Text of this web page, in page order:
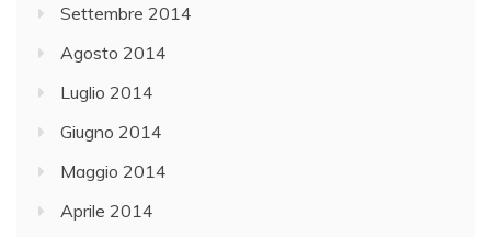
Settembre 2014
Agosto 2014
Luglio 2014
Giugno 2014
Maggio 2014
Aprile 2014